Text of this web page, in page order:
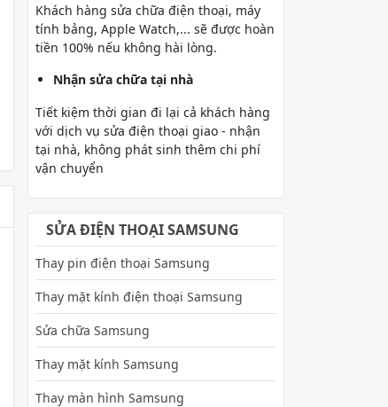
Khách hàng sửa chữa điện thoại, máy
tính bảng, Apple Watch,... sẽ được hoàn
tiền 100% nếu không hài lòng.
Nhận sửa chữa tại nhà
Tiết kiệm thời gian đi lại cả khách hàng
với dịch vụ sửa điện thoại giao - nhận
tại nhà, không phát sinh thêm chi phí
vận chuyển
SỬA ĐIỆN THOẠI SAMSUNG
Thay pin điện thoại Samsung
Thay mặt kính điện thoại Samsung
Sửa chữa Samsung
Thay mặt kính Samsung
Thay màn hình Samsung